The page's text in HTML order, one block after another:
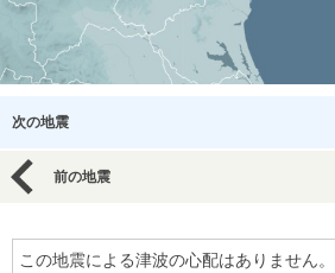
次の地震
前の地震
この地震による津波の心配はありません。